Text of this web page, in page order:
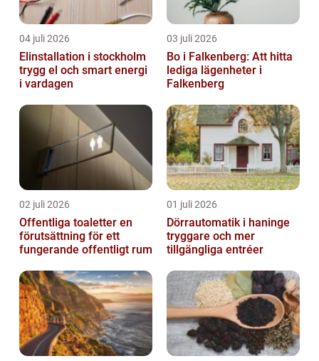
04 juli 2026
Elinstallation i stockholm
trygg el och smart energi
i vardagen
03 juli 2026
Bo i Falkenberg: Att hitta
lediga lägenheter i
Falkenberg
02 juli 2026
Offentliga toaletter en
förutsättning för ett
fungerande offentligt rum
01 juli 2026
Dörrautomatik i haninge
tryggare och mer
tillgängliga entréer